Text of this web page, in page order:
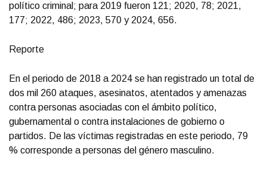
político criminal; para 2019 fueron 121; 2020, 78; 2021,
177; 2022, 486; 2023, 570 y 2024, 656.
Reporte
En el periodo de 2018 a 2024 se han registrado un total de
dos mil 260 ataques, asesinatos, atentados y amenazas
contra personas asociadas con el ámbito político,
gubernamental o contra instalaciones de gobierno o
partidos. De las víctimas registradas en este periodo, 79
% corresponde a personas del género masculino.